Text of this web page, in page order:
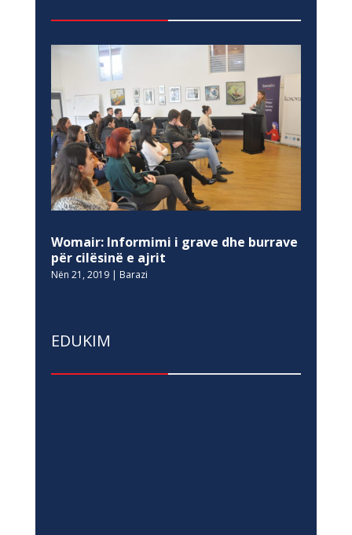
Womair: Informimi i grave dhe burrave
për cilësinë e ajrit
Nën 21, 2019| Barazi
EDUKIM